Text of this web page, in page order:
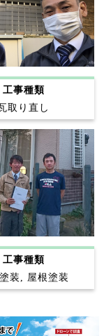
工事種類
取り直し
工事種類
装, 屋根塗装